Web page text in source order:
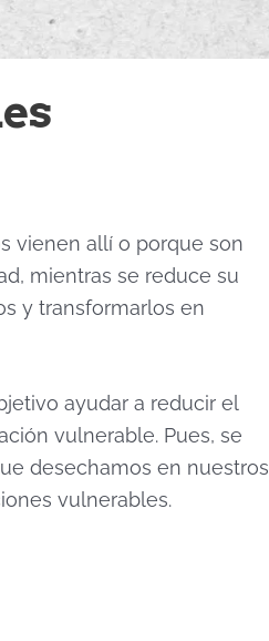
vienen allí o porque son
mientras se reduce su
y transformarlos en
ayudar a reducir el
vulnerable. Pues, se
desechamos en nuestros
vulnerables.